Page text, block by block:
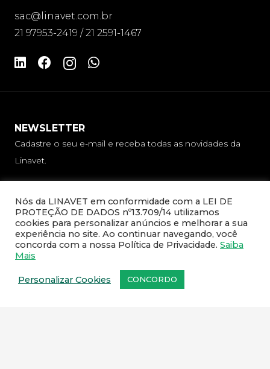
sac@linavet.com.br
21 97953-2419 / 21 2591-1467
NEWSLETTER
Cadastre o seu e-mail e receba todas as novidades da
Linavet.
CADASTRAR
Nós da LINAVET em conformidade com a LEI DE
PROTEÇÃO DE DADOS nº13.709/14 utilizamos
cookies para personalizar anúncios e melhorar a sua
experiência no site. Ao continuar navegando, você
concorda com a nossa Política de Privacidade. Saiba
Mais
Personalizar Cookies CONCORDO